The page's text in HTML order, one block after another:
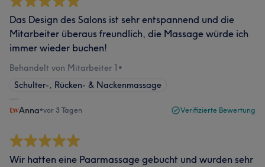
Das Design des Salons ist sehr entspannend und die
Mitarbeiter überaus freundlich, die Massage würde ich
immer wieder buchen!
Behandelt von Mitarbeiter 1 •
Schulter-, Rücken- & Nackenmassage
Anna•vor 3 Tagen Verifizierte Bewertung
Wir hatten eine Paarmassage gebucht und wurden sehr